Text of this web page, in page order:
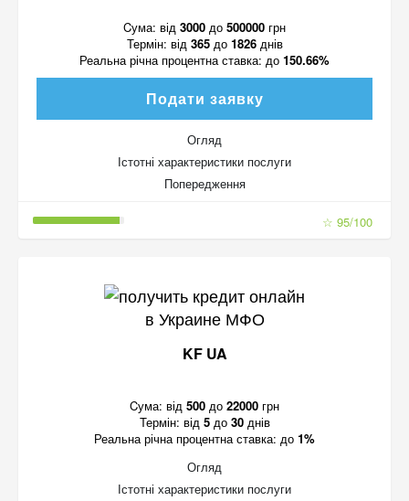
Cума: від 3000 до 500000 грн
Термін: від 365до 1826днів
Реальна річна процентна ставка: до 150.66%
Подати заявку
Огляд
Істотні характеристики послуги
Попередження
☆ 95/100
KF UA
Cума: від 500 до 22000 грн
Термін: від 5до 30днів
Реальна річна процентна ставка: до 1%
Огляд
Істотні характеристики послуги